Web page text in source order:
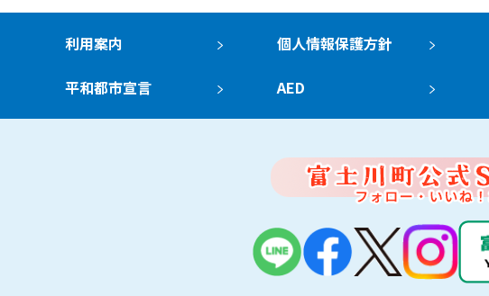
利用案内 個人情報保護方針
平和都市宣言 AED